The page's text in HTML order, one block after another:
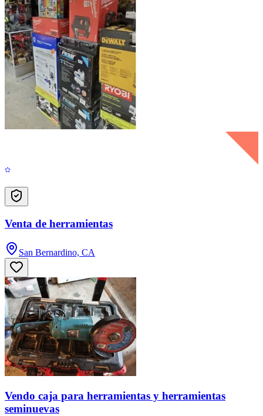
Venta de herramientas
San Bernardino, CA
Vendo caja para herramientas y herramientas
seminuevas